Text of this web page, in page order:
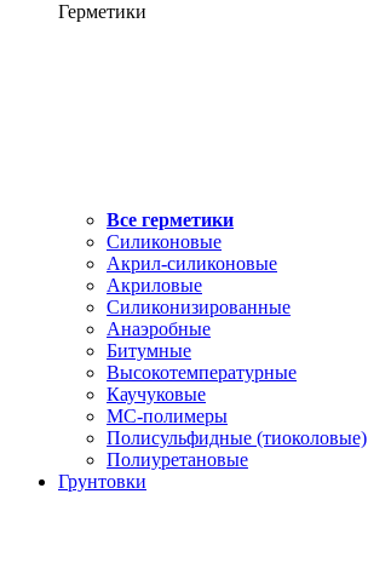
Герметики
Все герметики
Силиконовые
Акрил-силиконовые
Акриловые
Силиконизированные
Анаэробные
Битумные
Высокотемпературные
Каучуковые
МС-полимеры
Полисульфидные (тиоколовые)
Полиуретановые
Грунтовки